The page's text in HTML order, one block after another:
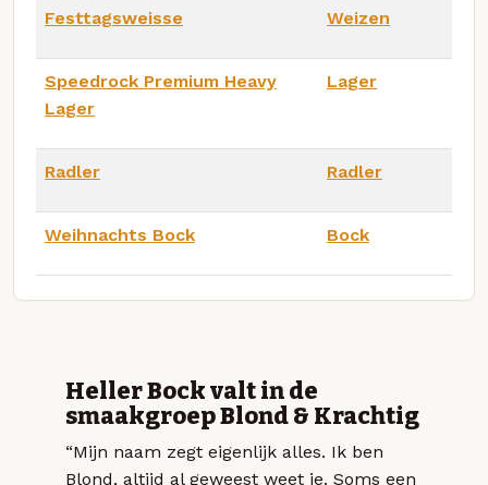
Festtagsweisse Weizen
Speedrock Premium Heavy
Lager
Lager
Radler Radler
Weihnachts Bock Bock
Heller Bock valt in de
smaakgroep Blond & Krachtig
“Mijn naam zegt eigenlijk alles. Ik ben
Blond, altijd al geweest weet je. Soms een